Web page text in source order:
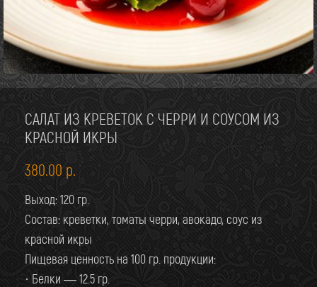
САЛАТ ИЗ КРЕВЕТОК С ЧЕРРИ И СОУСОМ ИЗ
КРАСНОЙ ИКРЫ
380.00 р.
Выход: 120 гр.
Состав: креветки, томаты черри, авокадо, соус из
красной икры
Пищевая ценность на 100 гр. продукции:
· Белки — 12.5 гр.
ЗАКАЗЫ ПРИНИМАЕМ:06:00—14:00
МЕНЮ НАСЛЕДУЮЩИЙ ДЕНЬОБНОВЛЯЕМ К18:00
ВСЕ ПОНЯТНО